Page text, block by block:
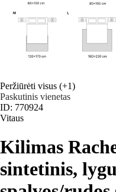
Peržiūrėti visus (+1)
Paskutinis vienetas
ID: 770924
Vitaus
Kilimas
sintetinis,